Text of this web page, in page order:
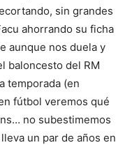
sin grandes
ahorrando su ficha
aunque nos duela y
baloncesto del RM
temporada (en
fútbol veremos qué
no subestimemos
un par de años en